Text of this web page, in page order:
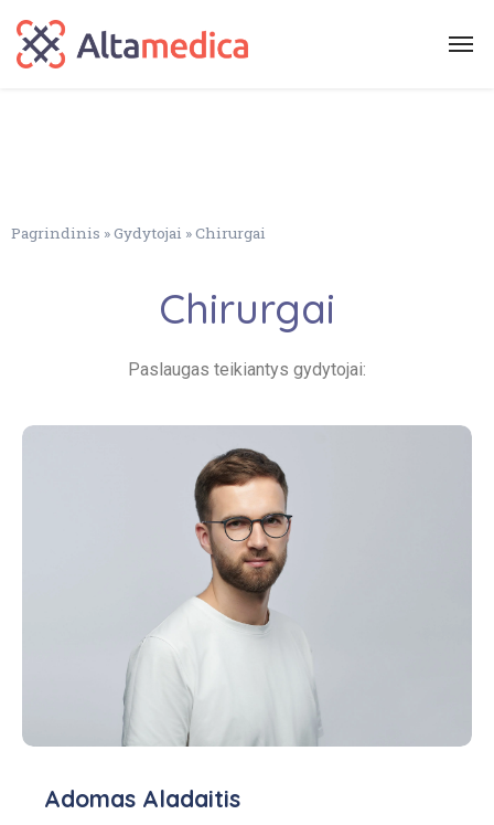
Pagrindinis »Gydytojai »Chirurgai
Chirurgai
Paslaugas teikiantys gydytojai:
Adomas Aladaitis